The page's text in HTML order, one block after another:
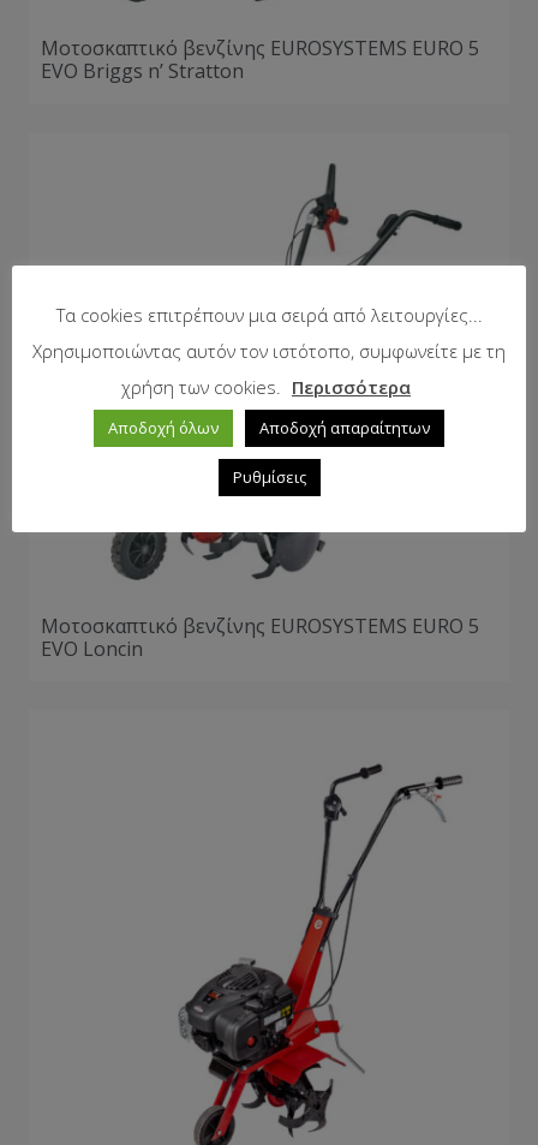
Μοτοσκαπτικό βενζίνης EUROSYSTEMS EURO 5
EVO Briggs n’ Stratton
Μοτοσκαπτικό βενζίνης EUROSYSTEMS EURO 5
EVO Loncin
Τα cookies επιτρέπουν μια σειρά από λειτουργίες...
Χρησιμοποιώντας αυτόν τον ιστότοπο, συμφωνείτε με τη
χρήση των cookies.
Περισσότερα
Αποδοχή όλων Αποδοχή απαραίτητων
Ρυθμίσεις